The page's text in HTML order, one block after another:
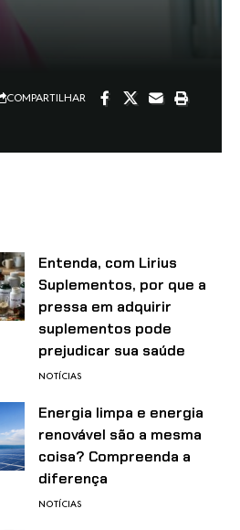
COMPARTILHAR
Entenda, com Lirius
Suplementos, por que a
pressa em adquirir
suplementos pode
prejudicar sua saúde
NOTÍCIAS
Energia limpa e energia
renovável são a mesma
coisa? Compreenda a
diferença
NOTÍCIAS